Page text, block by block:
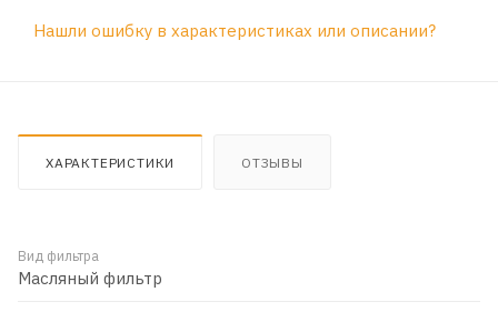
Нашли ошибку в характеристиках или описании?
ХАРАКТЕРИСТИКИ ОТЗЫВЫ
Вид фильтра
Масляный фильтр